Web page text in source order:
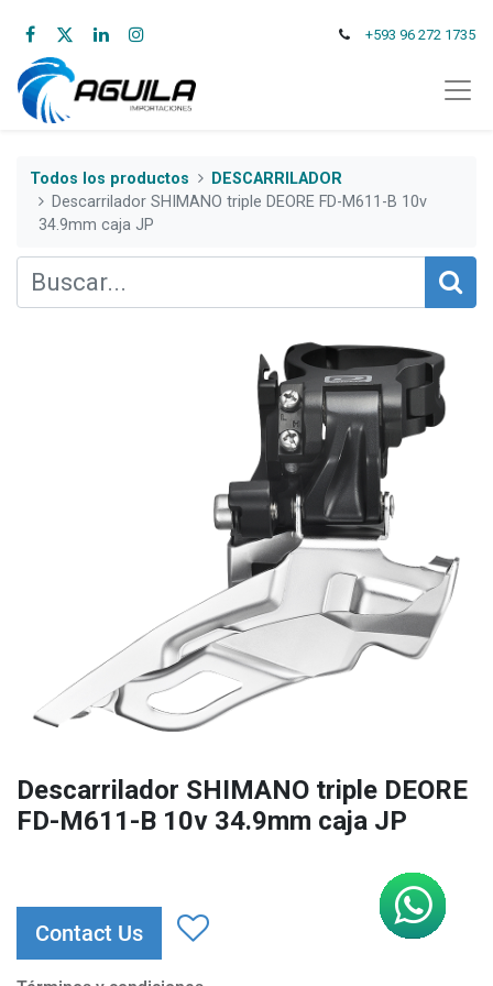
+593 96 272 1735
Todos los productos
DESCARRILADOR
Descarrilador SHIMANO triple DEORE FD-M611-B 10v
34.9mm caja JP
Descarrilador SHIMANO triple DEORE
FD-M611-B 10v 34.9mm caja JP
Contact Us